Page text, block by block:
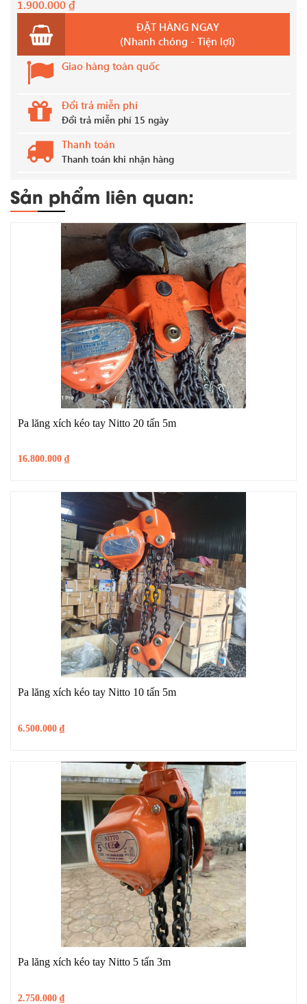
1.900.000₫
ĐẶT HÀNG NGAY
(Nhanh chóng - Tiện lợi)
Giao hàng toàn quốc
Đổi trả miễn phí
Đổi trả miễn phí 15 ngày
Thanh toán
Thanh toán khi nhận hàng
Sản phẩm liên quan:
Pa lăng xích kéo tay Nitto 20 tấn 5m
16.800.000 ₫
Pa lăng xích kéo tay Nitto 10 tấn 5m
6.500.000 ₫
Pa lăng xích kéo tay Nitto 5 tấn 3m
2.750.000 ₫